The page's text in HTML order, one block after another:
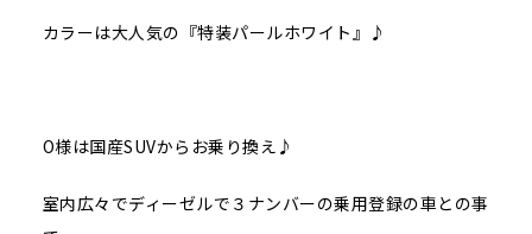
カラーは大人気の『特装パールホワイト』♪
O様は国産SUVからお乗り換え♪
室内広々でディーゼルで３ナンバーの乗用登録の車との事